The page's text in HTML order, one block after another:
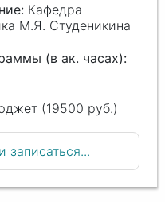
Кафедра
М.Я. Студеникина
(в ак. часах):
(19500 руб.)
записаться...